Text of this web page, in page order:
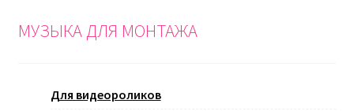
МУЗЫКА ДЛЯ МОНТАЖА
Для видеороликов